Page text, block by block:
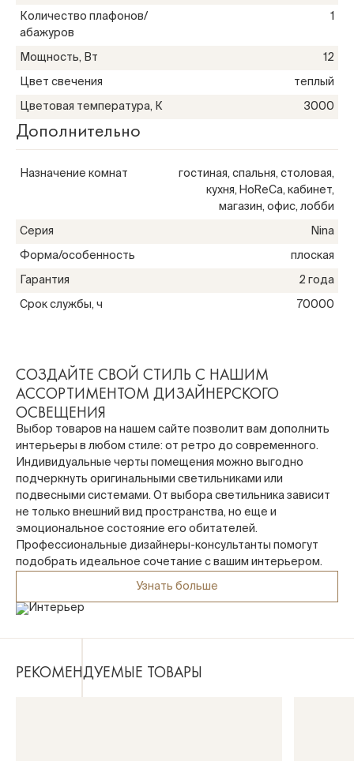
Количество плафонов/
абажуров
1
Мощность, Вт 12
Цвет свечения теплый
Цветовая температура, К 3000
Дополнительно
Назначение комнат
гостиная, спальня, столовая,
кухня, HoReCa, кабинет,
магазин, офис, лобби
Серия Nina
Форма/особенность плоская
Гарантия 2 года
Срок службы, ч 70000
СОЗДАЙТЕ СВОЙ СТИЛЬ С НАШИМ
АССОРТИМЕНТОМ ДИЗАЙНЕРСКОГО
ОСВЕЩЕНИЯ
Выбор товаров на нашем сайте позволит вам дополнить
интерьеры в любом стиле: от ретро до современного.
Индивидуальные черты помещения можно выгодно
подчеркнуть оригинальными светильниками или
подвесными системами. От выбора светильника зависит
не только внешний вид пространства, но еще и
эмоциональное состояние его обитателей.
Профессиональные дизайнеры-консультанты помогут
подобрать идеальное сочетание с вашим интерьером.
Узнать больше
РЕКОМЕНДУЕМЫЕ ТОВАРЫ